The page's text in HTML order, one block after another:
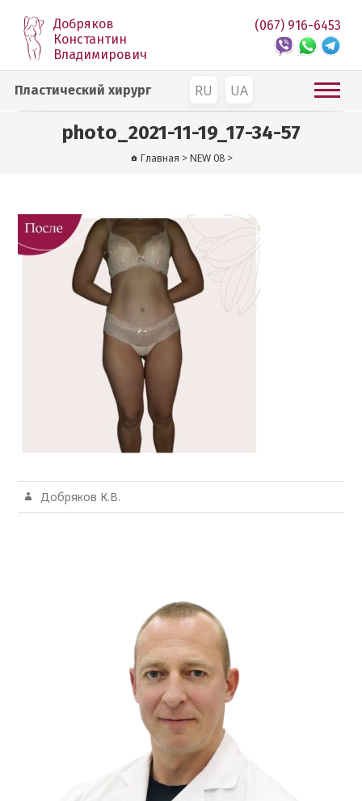
Добряков
Константин
Владимирович
RU UA
(067) 916-6453
Пластический хирург
photo_2021-11-19_17-34-57
Главная >NEW 08 >
Добряков К.В.